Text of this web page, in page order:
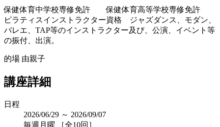
保健体育中学校専修免許 保健体育高等学校専修免許
ピラティスインストラクター資格 ジャズダンス、モダン、
バレエ、TAP等のインストラクター及び、公演、イベント等
の振付、出演。
的場 由親子
講座詳細
日程
2026/06/29 ～ 2026/09/07
毎週月曜 ［全10回］